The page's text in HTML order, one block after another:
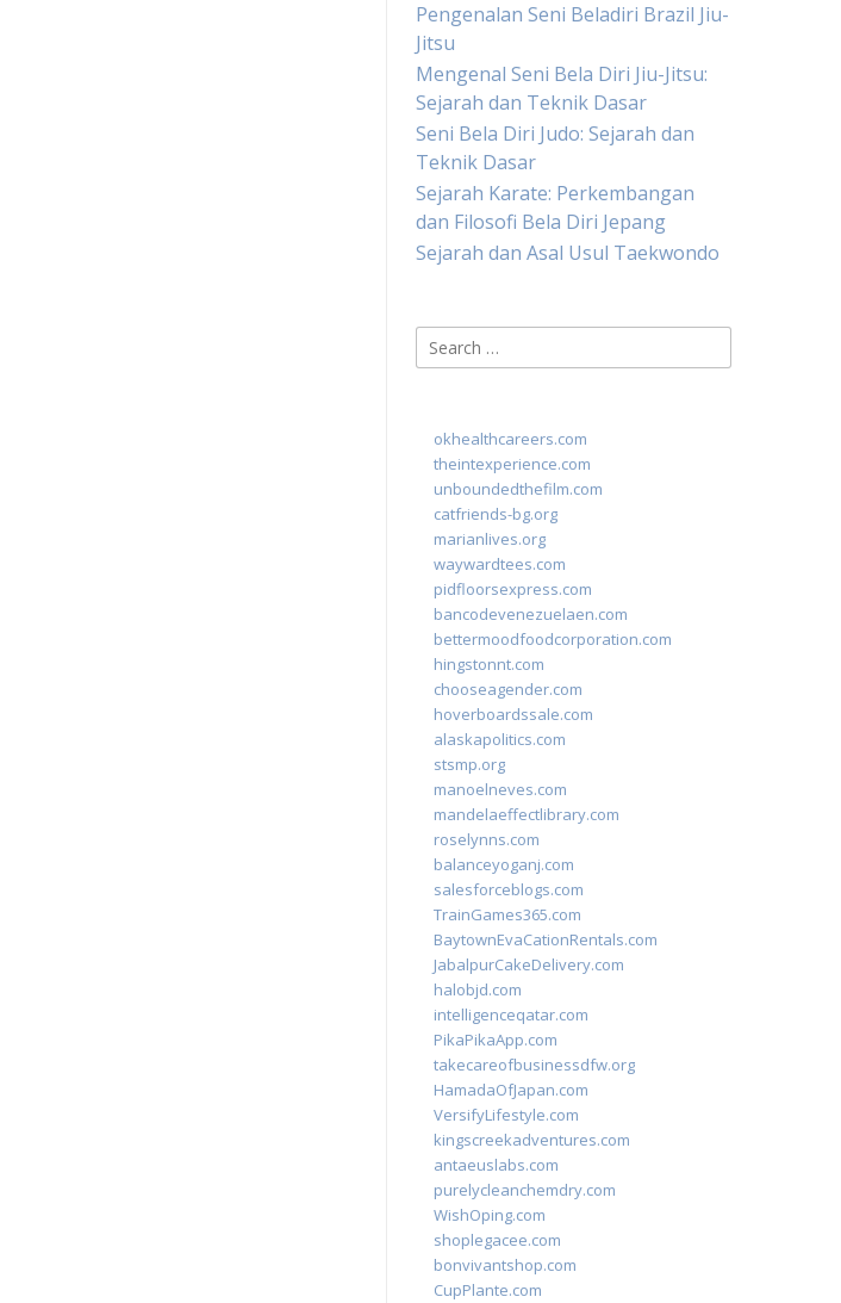
Pengenalan Seni Beladiri Brazil Jiu-
Jitsu
Mengenal Seni Bela Diri Jiu-Jitsu:
Sejarah dan Teknik Dasar
Seni Bela Diri Judo: Sejarah dan
Teknik Dasar
Sejarah Karate: Perkembangan
dan Filosofi Bela Diri Jepang
Sejarah dan Asal Usul Taekwondo
Search
for:
okhealthcareers.com
theintexperience.com
unboundedthefilm.com
catfriends-bg.org
marianlives.org
waywardtees.com
pidfloorsexpress.com
bancodevenezuelaen.com
bettermoodfoodcorporation.com
hingstonnt.com
chooseagender.com
hoverboardssale.com
alaskapolitics.com
stsmp.org
manoelneves.com
mandelaeffectlibrary.com
roselynns.com
balanceyoganj.com
salesforceblogs.com
TrainGames365.com
BaytownEvaCationRentals.com
JabalpurCakeDelivery.com
halobjd.com
intelligenceqatar.com
PikaPikaApp.com
takecareofbusinessdfw.org
HamadaOfJapan.com
VersifyLifestyle.com
kingscreekadventures.com
antaeuslabs.com
purelycleanchemdry.com
WishOping.com
shoplegacee.com
bonvivantshop.com
CupPlante.com